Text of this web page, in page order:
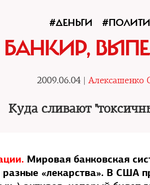
#ДЕНЬГИ
БАНКИР,
2009.06.04 | Алексашенко
Куда сливают
Мировая банковская
разные «лекарства». В США